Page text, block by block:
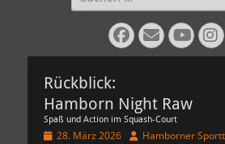
nach:
Facebook
E-
Mail
Rückblick:
Hamborn Night Raw
Spaß und Action im Squash-Court
Veröffentlicht
28. März 2026 AutorHamborner